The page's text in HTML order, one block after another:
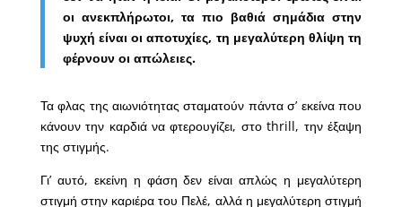
οι ανεκπλήρωτοι, τα πιο βαθιά σημάδια στην
ψυχή είναι οι αποτυχίες, τη μεγαλύτερη θλίψη τη
φέρνουν οι απώλειες.
Τα φλας της αιωνιότητας σταματούν πάντα σ’ εκείνα που
κάνουν την καρδιά να φτερουγίζει, στο thrill, την έξαψη
της στιγμής.
Γι’ αυτό, εκείνη η φάση δεν είναι απλώς η μεγαλύτερη
στιγμή στην καριέρα του Πελέ, αλλά η μεγαλύτερη στιγμή